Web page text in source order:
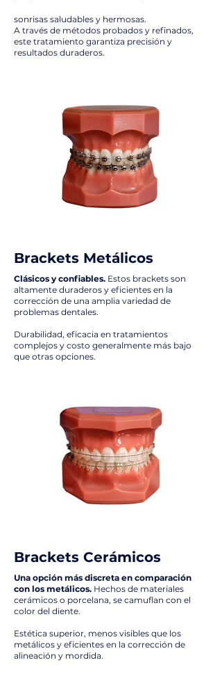
sonrisas saludables y hermosas.
A través de métodos probados y refinados,
este tratamiento garantiza precisión y
resultados duraderos.
Brackets Metálicos
Clásicos y confiables. Estos brackets son
altamente duraderos y eficientes en la
corrección de una amplia variedad de
problemas dentales.
Durabilidad, eficacia en tratamientos
complejos y costo generalmente más bajo
que otras opciones.
Brackets Cerámicos
Una opción más discreta en comparación
con los metálicos. Hechos de materiales
cerámicos o porcelana, se camuflan con el
color del diente.
Estética superior, menos visibles que los
metálicos y eficientes en la corrección de
alineación y mordida.